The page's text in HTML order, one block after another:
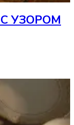
УЗОРОМ